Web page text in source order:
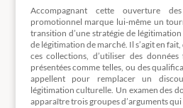
Accompagnant cette ouverture
promotionnel marque lui-même un
transition d’une stratégie de
de légitimation de marché. Il s’agit en
ces collections, d’utiliser des
présentées comme telles, ou des
appellent pour remplacer un
légitimation culturelle. Un examen des
apparaître trois groupes d’arguments